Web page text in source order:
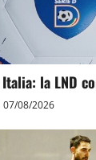
la LND
07/08/2026